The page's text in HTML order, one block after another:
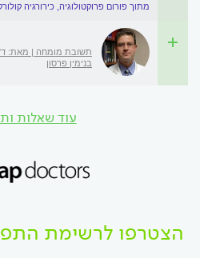
מתוך פורום פרוקטולוגיה, כירורגיה
תשובת מומחה | מאת:
בנימין פרסון
עוד שאלות
הצטרפו לרשימת